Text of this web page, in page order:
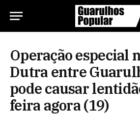
Operação especial
Dutra entre
pode causar
feira agora (19)